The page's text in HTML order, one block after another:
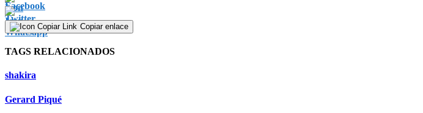
Copiar enlace
TAGS RELACIONADOS
shakira
Gerard Piqué